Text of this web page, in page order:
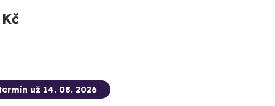
už 14. 08. 2026